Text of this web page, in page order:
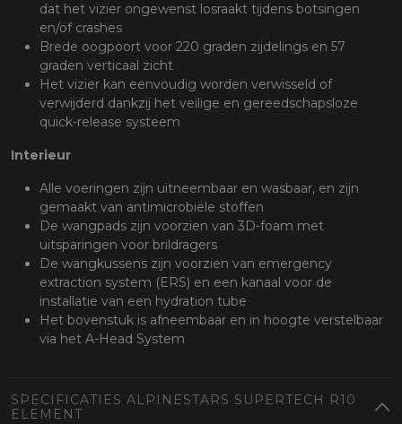
dat het vizier ongewenst losraakt tijdens botsingen
en/of crashes
Brede oogpoort voor 220 graden zijdelings en 57
graden verticaal zicht
Het vizier kan eenvoudig worden verwisseld of
verwijderd dankzij het veilige en gereedschapsloze
quick-release systeem
Interieur
Alle voeringen zijn uitneembaar en wasbaar, en zijn
gemaakt van antimicrobiële stoffen
De wangpads zijn voorzien van 3D-foam met
uitsparingen voor brildragers
De wangkussens zijn voorzien van emergency
extraction system (ERS) en een kanaal voor de
installatie van een hydration tube
Het bovenstuk is afneembaar en in hoogte verstelbaar
via het A-Head System
SPECIFICATIES ALPINESTARS SUPERTECH R10
ELEMENT